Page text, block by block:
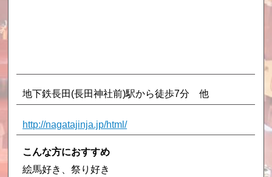
地下鉄長田(長田神社前)駅から徒歩7分 他
http://nagatajinja.jp/html/
こんな方におすすめ
絵馬好き、祭り好き